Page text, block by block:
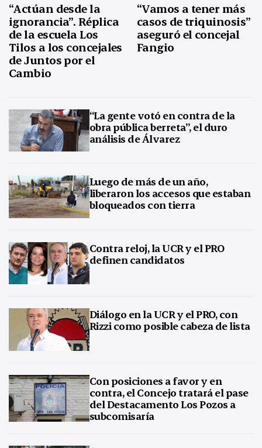
“Actúan desde la
ignorancia”. Réplica
de la escuela Los
Tilos a los concejales
de Juntos por el
Cambio
“Vamos a tener más
casos de triquinosis”
aseguró el concejal
Fangio
“La gente votó en contra de la
obra pública berreta”, el duro
análisis de Álvarez
Luego de más de un año,
liberaron los accesos que estaban
bloqueados con tierra
Contra reloj, la UCR y el PRO
definen candidatos
Diálogo en la UCR y el PRO, con
Rizzi como posible cabeza de lista
Con posiciones a favor y en
contra, el Concejo tratará el pase
del Destacamento Los Pozos a
subcomisaría